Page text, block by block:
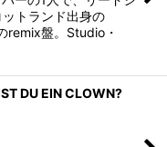
トランド出身の
remix盤。Studio・
DU EIN CLOWN?